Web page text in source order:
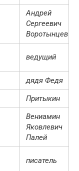
Андрей
Сергеевич
Воротынцев
ведущий
дядя Федя
Притыкин
Вениамин
Яковлевич
Палей
писатель